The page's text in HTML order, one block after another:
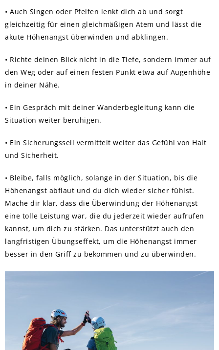
• Auch Singen oder Pfeifen lenkt dich ab und sorgt
gleichzeitig für einen gleichmäßigen Atem und lässt die
akute Höhenangst überwinden und abklingen.
• Richte deinen Blick nicht in die Tiefe, sondern immer auf
den Weg oder auf einen festen Punkt etwa auf Augenhöhe
in deiner Nähe.
• Ein Gespräch mit deiner Wanderbegleitung kann die
Situation weiter beruhigen.
• Ein Sicherungsseil vermittelt weiter das Gefühl von Halt
und Sicherheit.
• Bleibe, falls möglich, solange in der Situation, bis die
Höhenangst abflaut und du dich wieder sicher fühlst.
Mache dir klar, dass die Überwindung der Höhenangst
eine tolle Leistung war, die du jederzeit wieder aufrufen
kannst, um dich zu stärken. Das unterstützt auch den
langfristigen Übungseffekt, um die Höhenangst immer
besser in den Griff zu bekommen und zu überwinden.